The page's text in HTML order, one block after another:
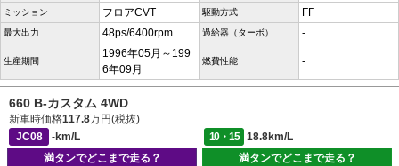
ミッション フロアCVT 駆動方式 FF
最大出力 48ps/6400rpm 過給器（ターボ） -
生産期間
1996年05月～199
6年09月
燃費性能 -
660 B-カスタム 4WD
新車時価格117.8万円(税抜)
JC08
-km/L 10・15
18.8km/L
満タンでどこまで走る？
満タンでどこまで走る？